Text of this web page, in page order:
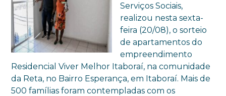
Serviços Sociais,
realizou nesta sexta-
feira (20/08), o sorteio
de apartamentos do
empreendimento
Residencial Viver Melhor Itaboraí, na comunidade
da Reta, no Bairro Esperança, em Itaboraí. Mais de
500 famílias foram contempladas com os